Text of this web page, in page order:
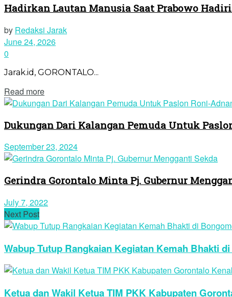
Hadirkan Lautan Manusia Saat Prabowo
by Redaksi Jarak
June 24, 2026
0
Jarak.id, GORONTALO...
Read more
Dukungan Dari Kalangan Pemuda Untuk
September 23, 2024
Gerindra Gorontalo Minta Pj. Gubernur
July 7, 2022
Next Post
Wabup Tutup Rangkaian Kegiatan Kemah Bhakti
Ketua dan Wakil Ketua TIM PKK Kabupaten